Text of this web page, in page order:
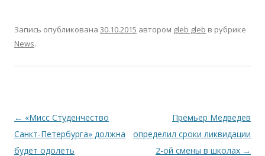
Запись опубликована 30.10.2015 автором gleb gleb в рубрике
News.
Навигация по записям
← «Мисс Студенчество
Санкт-Петербурга» должна
будет одолеть
Премьер Медведев
определил сроки ликвидации
2-ой смены в школах →